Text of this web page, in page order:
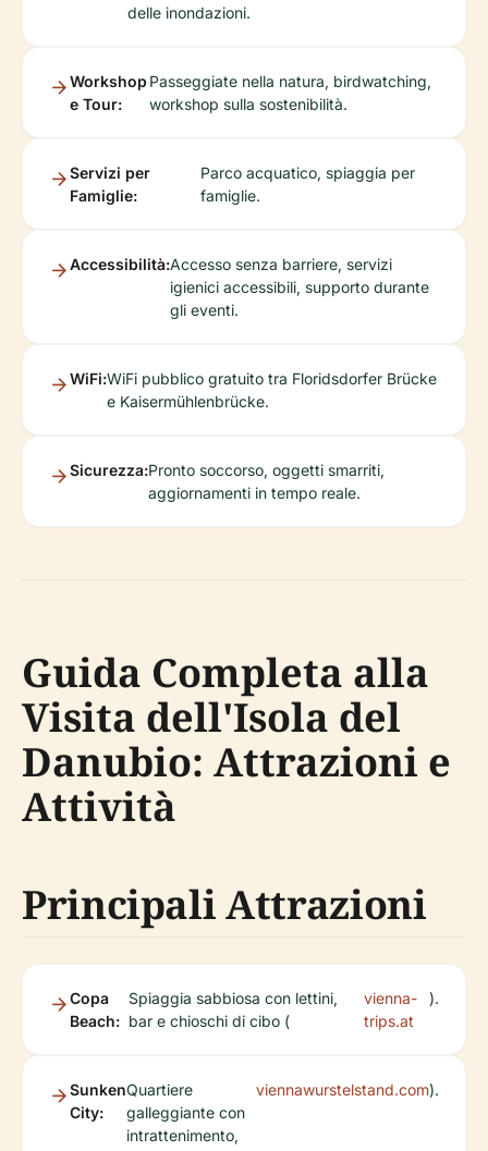
delle inondazioni.
Workshop
e Tour:
Passeggiate nella natura, birdwatching,
workshop sulla sostenibilità.
Servizi per
Famiglie:
Parco acquatico, spiaggia per
famiglie.
Accessibilità:Accesso senza barriere, servizi
igienici accessibili, supporto durante
gli eventi.
WiFi:WiFi pubblico gratuito tra Floridsdorfer Brücke
e Kaisermühlenbrücke.
Sicurezza:Pronto soccorso, oggetti smarriti,
aggiornamenti in tempo reale.
Guida Completa alla
Visita dell'Isola del
Danubio: Attrazioni e
Attività
Principali Attrazioni
Copa
Beach:
Spiaggia sabbiosa con lettini,
bar e chioschi di cibo (
vienna-
trips.at
).
Sunken
City:
Quartiere
galleggiante con
intrattenimento,
viennawurstelstand.com).